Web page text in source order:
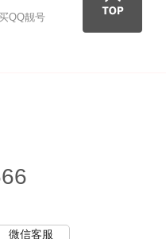
QQ靓号
微信客服